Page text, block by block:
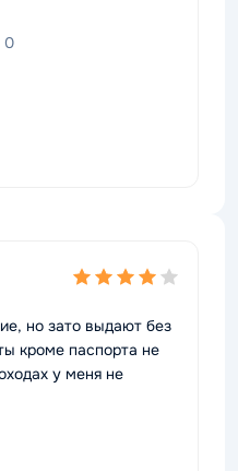
0
но зато выдают без
кроме паспорта не
у меня не